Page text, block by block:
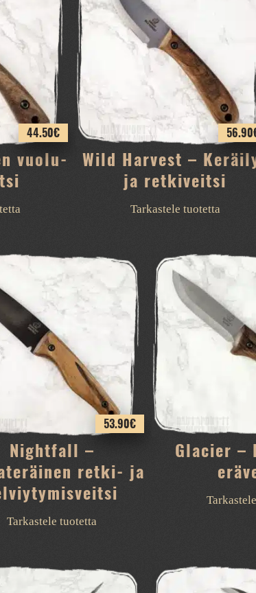
vuolu-
44.50€
Wild Harvest –
ja retkiveitsi
56.90
Tarkastele tuotetta
Nightfall –
retki- ja
53.90€
Tarkastele tuotetta
Glacier –